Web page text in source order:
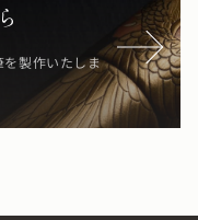
を製作いたしま